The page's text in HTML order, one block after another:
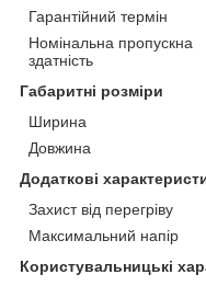
Гарантійний термін
Номінальна пропускна
здатність
Габаритні розміри
Ширина
Довжина
Додаткові
Захист від перегріву
Максимальний напір
Користувальницькі